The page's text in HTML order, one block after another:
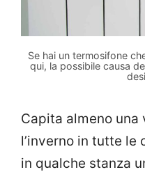
Se hai un termosifone
qui, la possibile causa
Capita almeno una
l’inverno in tutte le
in qualche stanza